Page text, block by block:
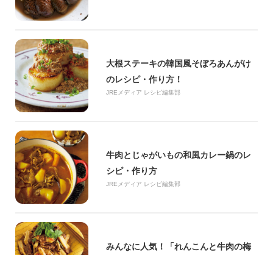
大根ステーキの韓国風そぼろあんがけ
のレシピ・作り方！
JREメディア レシピ編集部
牛肉とじゃがいもの和風カレー鍋のレ
シピ・作り方
JREメディア レシピ編集部
みんなに人気！「れんこんと牛肉の梅